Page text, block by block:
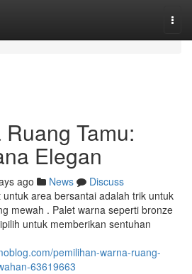
Tamu:
Elegan
ago News
Discuss
area bersantai adalah trik untuk
mewah . Palet warna seperti bronze
untuk memberikan sentuhan
pemilihan-warna-ruang-
63619663